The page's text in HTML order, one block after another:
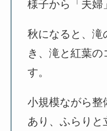
様子から「夫婦
秋になると、滝
き、滝と紅葉の
す。
小規模ながら整
あり、ふらりと